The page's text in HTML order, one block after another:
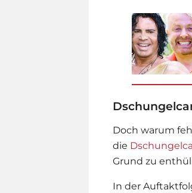
Doch warum
die
Grund zu
In der